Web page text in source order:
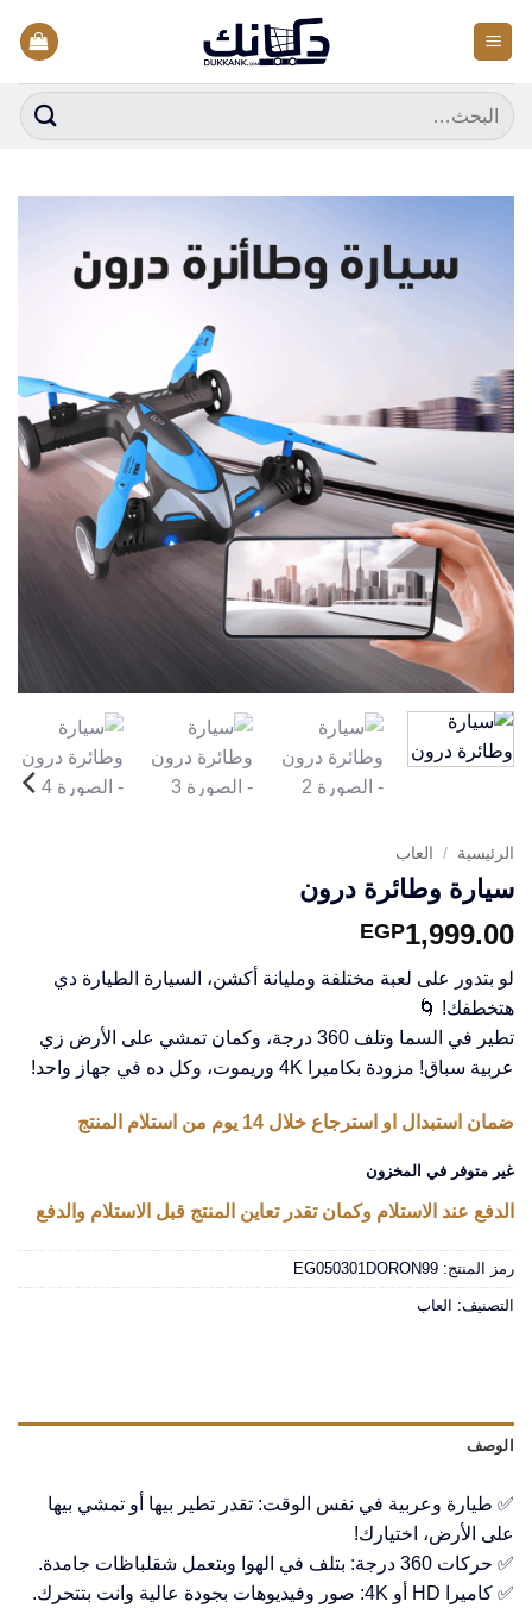
للمحتوى
البحث
عن:
الرئيسية / العاب
سيارة وطائرة درون
EGP1,999.00
لو بتدور على لعبة مختلفة ومليانة أكشن، السيارة الطيارة دي
هتخطفك! 🌀
تطير في السما وتلف 360 درجة، وكمان تمشي على الأرض زي
عربية سباق! مزودة بكاميرا 4K وريموت، وكل ده في جهاز واحد!
ضمان استبدال او استرجاع خلال 14 يوم من استلام المنتج
غير متوفر في المخزون
الدفع عند الاستلام وكمان تقدر تعاين المنتج قبل الاستلام والدفع
رمز المنتج: EG050301DORON99
التصنيف: العاب
الوصف
✅ طيارة وعربية في نفس الوقت: تقدر تطير بيها أو تمشي بيها
على الأرض، اختيارك!
✅ حركات 360 درجة: بتلف في الهوا وبتعمل شقلباظات جامدة.
✅ كاميرا HD أو 4K: صور وفيديوهات بجودة عالية وانت بتتحرك.